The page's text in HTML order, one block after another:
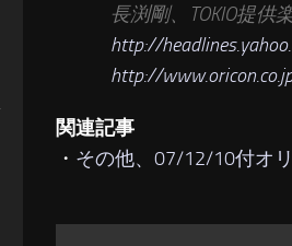
長渕剛、TOKIO提
http://
http://
関連記事
・ その他、07/12/10付オ